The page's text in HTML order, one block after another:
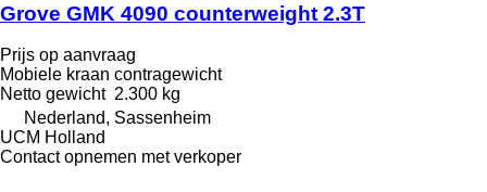
Grove GMK 4090 counterweight 2.3T
Prijs op aanvraag
Mobiele kraan contragewicht
Netto gewicht 2.300 kg
Nederland, Sassenheim
UCM Holland
Contact opnemen met verkoper